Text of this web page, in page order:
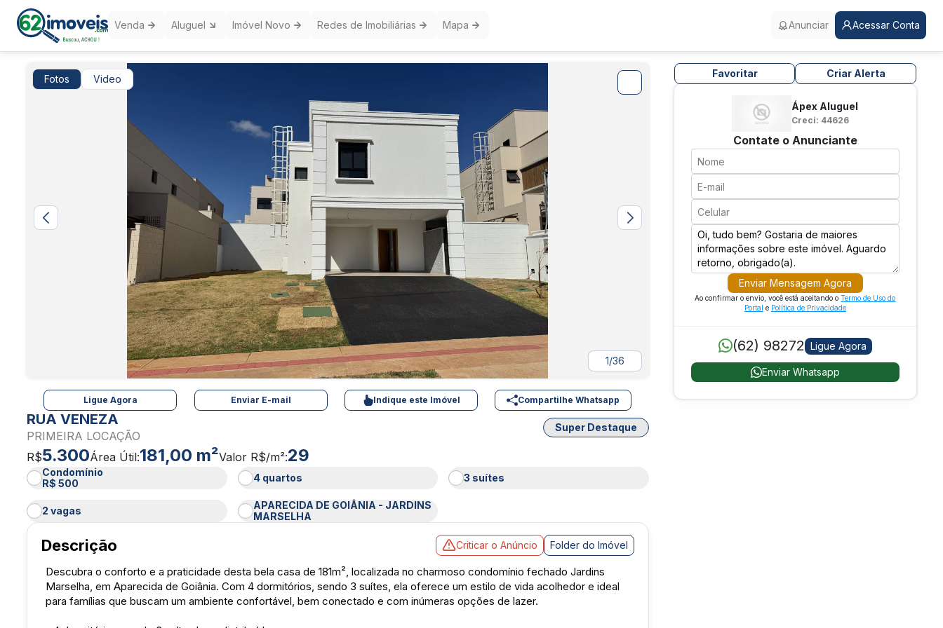
Venda Aluguel Imóvel Novo Redes de Imobiliárias Mapa Anunciar Acessar Conta
Fotos Video
1/36
Ligue Agora Enviar E-mail Indique este Imóvel Compartilhe Whatsapp
RUA VENEZA
PRIMEIRA LOCAÇÃO
Super Destaque
R$5.300Área Útil:181,00 m²Valor R$/m²:29
Condomínio
R$ 500
4 quartos 3 suítes
2 vagas
APARECIDA DE GOIÂNIA - JARDINS
MARSELHA
Descrição Criticar o Anúncio Folder do Imóvel
Descubra o conforto e a praticidade desta bela casa de 181m², localizada no charmoso condomínio fechado Jardins
Marselha, em Aparecida de Goiânia. Com 4 dormitórios, sendo 3 suítes, ela oferece um estilo de vida acolhedor e ideal
para famílias que buscam um ambiente confortável, bem conectado e com inúmeras opções de lazer.
Favoritar Criar Alerta
Ápex Aluguel
Creci: 44626
Contate o Anunciante
Enviar Mensagem Agora
Ao confirmar o envio, você está aceitando oTermo de Uso do
Portal e Política de Privacidade
(62) 98272 Ligue Agora
Enviar Whatsapp